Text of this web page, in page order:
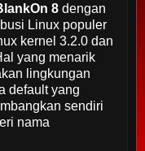
8 dengan
Linux populer
kernel 3.2.0 dan
yang menarik
lingkungan
default yang
sendiri
nama